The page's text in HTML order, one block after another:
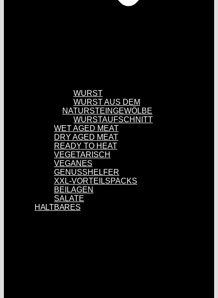
WURST
WURST AUS DEM
NATURSTEINGEWÖLBE
WURSTAUFSCHNITT
WET AGED MEAT
DRY AGED MEAT
READY TO HEAT
VEGETARISCH
VEGANES
GENUSSHELFER
XXL-VORTEILSPACKS
BEILAGEN
SALATE
HALTBARES